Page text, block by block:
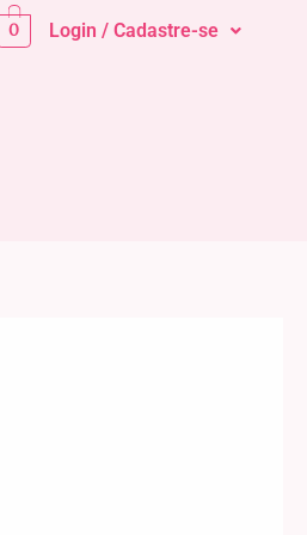
0 Login / Cadastre-se